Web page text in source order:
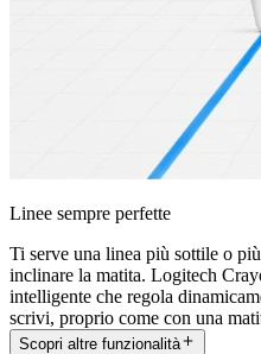
Linee sempre perfette
Ti serve una linea più sottile o
inclinare la matita. Logitech
intelligente che regola
scrivi, proprio come con una
Scopri altre funzionalità